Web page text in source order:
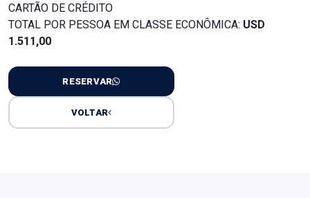
CARTÃO DE CRÉDITO
TOTAL POR PESSOA EM CLASSE ECONÔMICA: USD
1.511,00
RESERVAR
VOLTAR